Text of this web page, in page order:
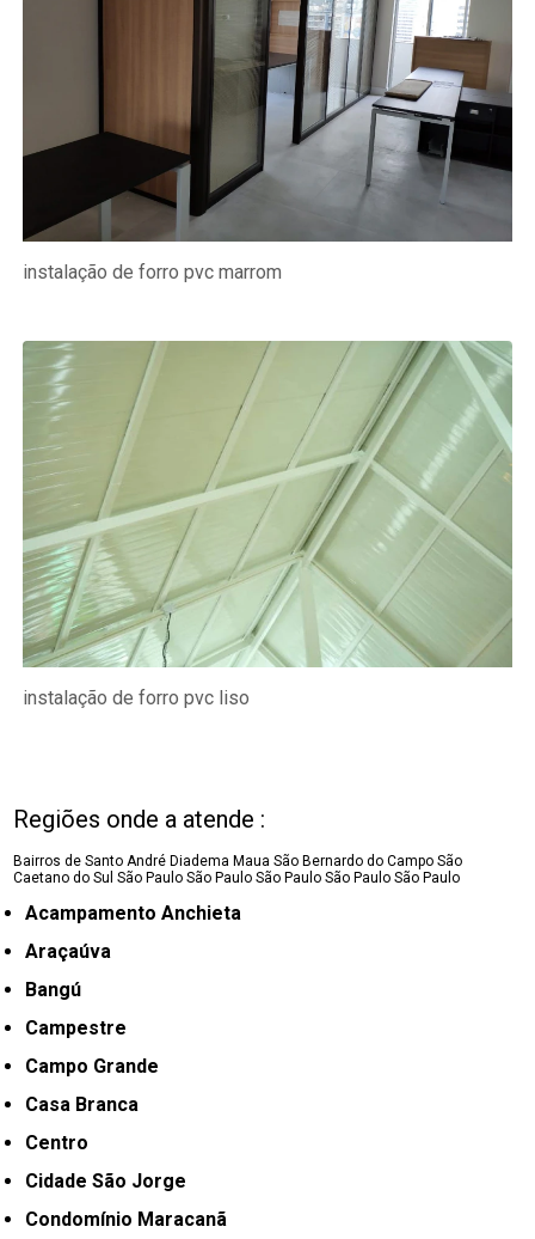
instalação de forro pvc marrom
instalação de forro pvc liso
Regiões onde a atende :
Bairros de Santo André Diadema Maua São Bernardo do Campo São
Caetano do SulSão Paulo São Paulo São Paulo São Paulo São Paulo
Acampamento Anchieta
Araçaúva
Bangú
Campestre
Campo Grande
Casa Branca
Centro
Cidade São Jorge
Condomínio Maracanã